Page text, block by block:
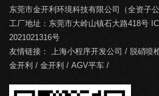
东莞市金开利环境科技有限公司（全资子公
工厂地址：东莞市大岭山镇石大路418号
2021021316号
友情链接： 上海小程序开发公司 / 脱硝喷
金开利 / 金开利 / AGV平车 /